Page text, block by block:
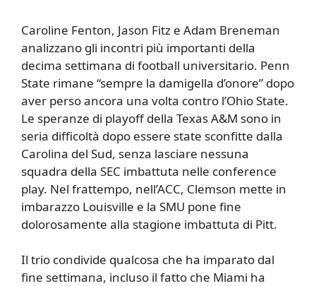
Caroline Fenton, Jason Fitz e Adam Breneman
analizzano gli incontri più importanti della
decima settimana di football universitario. Penn
State rimane “sempre la damigella d’onore” dopo
aver perso ancora una volta contro l’Ohio State.
Le speranze di playoff della Texas A&M sono in
seria difficoltà dopo essere state sconfitte dalla
Carolina del Sud, senza lasciare nessuna
squadra della SEC imbattuta nelle conference
play. Nel frattempo, nell’ACC, Clemson mette in
imbarazzo Louisville e la SMU pone fine
dolorosamente alla stagione imbattuta di Pitt.
Il trio condivide qualcosa che ha imparato dal
fine settimana, incluso il fatto che Miami ha